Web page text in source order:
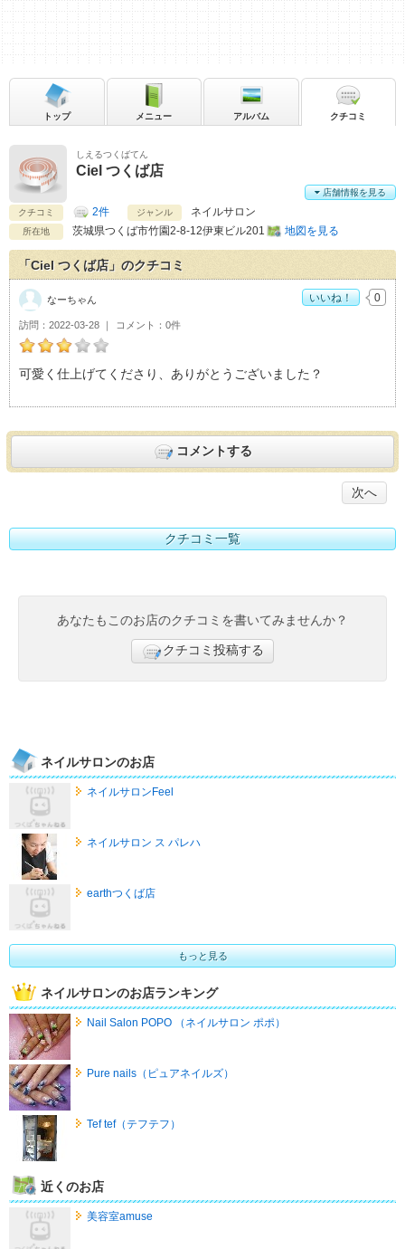
しえるつくばてん
Ciel つくば店
クチコミ 2件 ジャンル ネイルサロン
所在地 茨城県つくば市竹園2-8-12伊東ビル201 地図を見る
店舗情報を見る
トップ メニュー アルバム クチコミ
「Ciel つくば店」のクチコミ
なーちゃんのCiel つくば店おすすめ度：3
可愛く仕上げてくださり、ありがとうございました？
訪問 2022-03-28 コメント 0件
なーちゃん いいね！ 0
コメントする
次へ
クチコミ一覧
あなたもこのお店のクチコミを書いてみませんか？
クチコミ投稿する
ネイルサロンのお店
ネイルサロンFeel
ネイルサロン ス パレハ
earthつくば店
もっと見る
ネイルサロンのお店ランキング
Nail Salon POPO （ネイルサロン ポポ）
Pure nails（ピュアネイルズ）
Tef tef（テフテフ）
近くのお店
美容室amuse